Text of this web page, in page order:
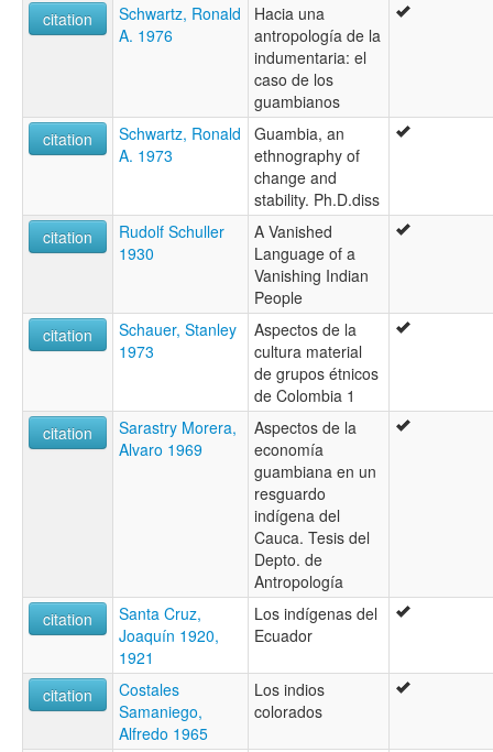
citation
Schwartz, Ronald
A. 1976
Hacia una
antropología de la
indumentaria: el
caso de los
guambianos
citation
Schwartz, Ronald
A. 1973
Guambia, an
ethnography of
change and
stability. Ph.D.diss
citation
Rudolf Schuller
1930
A Vanished
Language of a
Vanishing Indian
People
citation
Schauer, Stanley
1973
Aspectos de la
cultura material
de grupos étnicos
de Colombia 1
citation
Sarastry Morera,
Alvaro 1969
Aspectos de la
economía
guambiana en un
resguardo
indígena del
Cauca. Tesis del
Depto. de
Antropología
citation
Santa Cruz,
Joaquín 1920,
1921
Los indígenas del
Ecuador
citation
Costales
Samaniego,
Alfredo 1965
Los indios
colorados